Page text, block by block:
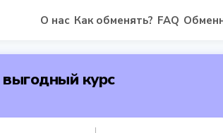
О нас Как обменять? FAQ
курс